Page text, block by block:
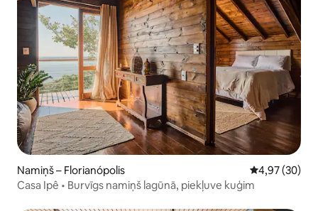
Namiņš – Florianópolis Vidējais
4,97 (30)
Casa Ipê • Burvīgs namiņš lagūnā, piekļuve kuģim